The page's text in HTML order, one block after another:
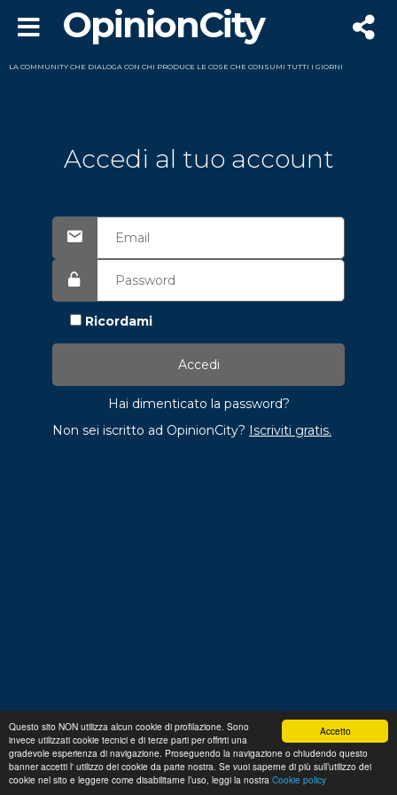
Accetto
Questo sito NON utilizza alcun cookie di profilazione. Sono
invece utilizzati cookie tecnici e di terze parti per offrirti una
gradevole esperienza di navigazione. Proseguendo la navigazione o chiudendo questo
banner accetti l' utilizzo dei cookie da parte nostra. Se vuoi saperne di più sull’utilizzo dei
cookie nel sito e leggere come disabilitarne l’uso, leggi la nostra Cookie policy
OpinionCity
LA COMMUNITY CHE DIALOGA CON CHI PRODUCE LE COSE CHE CONSUMI TUTTI I GIORNI
Accedi al tuo account
Ricordami
Hai dimenticato la password?
Non sei iscritto ad OpinionCity? Iscriviti gratis.
Regolamento Privacy Domande frequenti
Cookie
policy
p. iva 13356630155
Copyright © 2026 Advance S.r.L.